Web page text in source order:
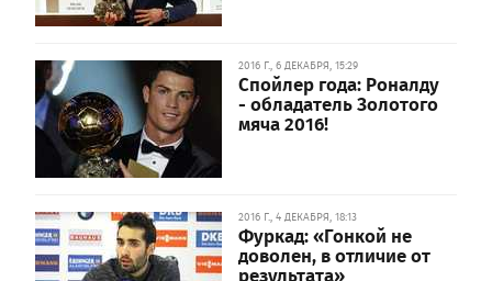
2016 Г., 6 ДЕКАБРЯ, 15:29
Спойлер года: Роналду
- обладатель Золотого
мяча 2016!
2016 Г., 4 ДЕКАБРЯ, 18:13
Фуркад: «Гонкой не
доволен, в отличие от
результата»